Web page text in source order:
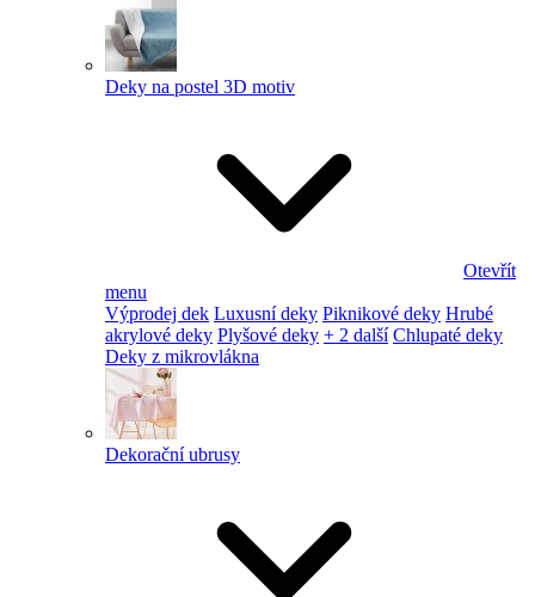
Deky na postel 3D motiv
Otevřít
menu
Výprodej dek Luxusní deky Piknikové deky Hrubé
akrylové deky Plyšové deky + 2 další Chlupaté deky
Deky z mikrovlákna
Dekorační ubrusy